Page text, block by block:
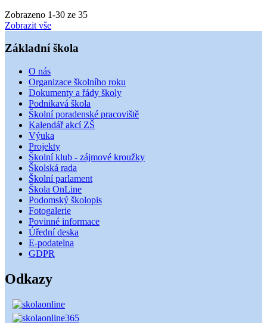
Zobrazeno 1-30 ze 35
Zobrazit vše
Základní škola
O nás
Organizace školního roku
Dokumenty a řády školy
Podnikavá škola
Školní poradenské pracoviště
Kalendář akcí ZŠ
Výuka
Projekty
Školní klub - zájmové kroužky
Školská rada
Školní parlament
Škola OnLine
Podomský školopis
Fotogalerie
Povinné informace
Úřední deska
E-podatelna
GDPR
Odkazy